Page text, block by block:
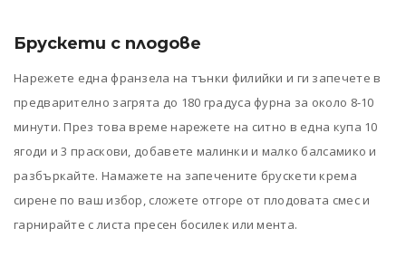
Брускети с плодове
Нарежете една франзела на тънки филийки и ги запечете в
предварително загрята до 180 градуса фурна за около 8-10
минути. През това време нарежете на ситно в една купа 10
ягоди и 3 праскови, добавете малинки и малко балсамико и
разбъркайте. Намажете на запечените брускети крема
сирене по ваш избор, сложете отгоре от плодовата смес и
гарнирайте с листа пресен босилек или мента.